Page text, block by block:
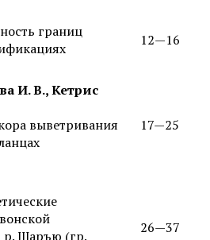
границ
12—16
И. В., Кетрис
выветривания
17—25
р. Шаръю (гр.
26—37